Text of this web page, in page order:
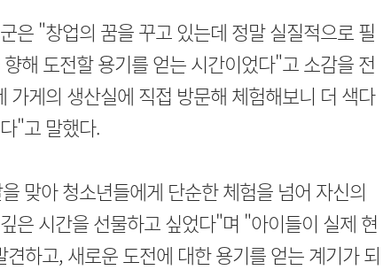
은 "창업의 꿈을 꾸고 있는데 정말 실질적으로 필
해 도전할 용기를 얻는 시간이었다"고 소감을 전
게의 생산실에 직접 방문해 체험해보니 더 색다
"고 말했다.
맞아 청소년들에게 단순한 체험을 넘어 자신의
은 시간을 선물하고 싶었다"며 "아이들이 실제 현
하고, 새로운 도전에 대한 용기를 얻는 계기가 되